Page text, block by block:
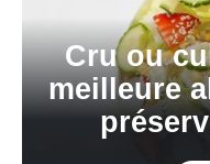
Cru ou
meilleure